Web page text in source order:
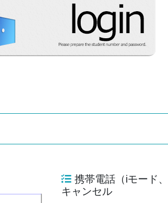
携帯電話（iモード
キャンセル